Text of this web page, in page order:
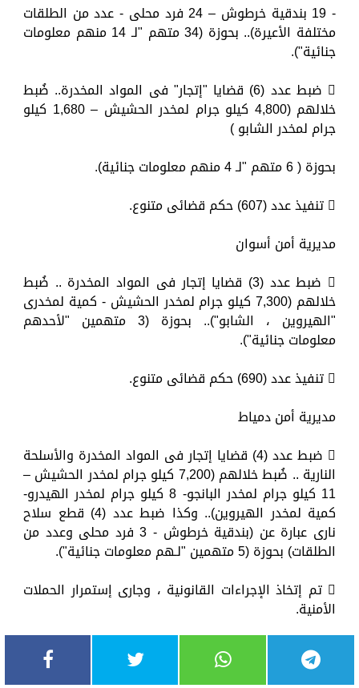
- 19 بندقية خرطوش – 24 فرد محلى - عدد من الطلقات
مختلفة الأعيرة).. بحوزة (34 متهم "لـ 14 منهم معلومات
جنائية").
 ضبط عدد (6) قضايا "إتجار" فى المواد المخدرة.. ضُبط
خلالهم (4,800 كيلو جرام لمخدر الحشيش – 1,680 كيلو
جرام لمخدر الشابو )
بحوزة ( 6 متهم "لـ 4 منهم معلومات جنائية).
 تنفيذ عدد (607) حكم قضائى متنوع.
مديرية أمن أسوان
 ضبط عدد (3) قضايا إتجار فى المواد المخدرة .. ضُبط
خلالهم (7,300 كيلو جرام لمخدر الحشيش - كمية لمخدرى
"الهيروين ، الشابو").. بحوزة (3 متهمين "لأحدهم
معلومات جنائية").
 تنفيذ عدد (690) حكم قضائى متنوع.
مديرية أمن دمياط
 ضبط عدد (4) قضايا إتجار فى المواد المخدرة والأسلحة
النارية .. ضُبط خلالهم (7,200 كيلو جرام لمخدر الحشيش –
11 كيلو جرام لمخدر البانجو- 8 كيلو جرام لمخدر الهيدرو-
كمية لمخدر الهيروين).. وكذا ضبط عدد (4) قطع سلاح
نارى عبارة عن (بندقية خرطوش - 3 فرد محلى وعدد من
الطلقات) بحوزة (5 متهمين "لـهم معلومات جنائية").
 تم إتخاذ الإجراءات القانونية ، وجارى إستمرار الحملات
الأمنية.